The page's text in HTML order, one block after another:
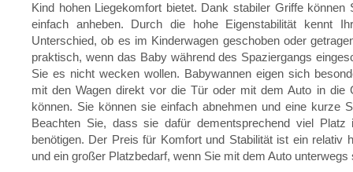
Kind hohen Liegekomfort bietet. Dank stabiler Griffe können
einfach anheben. Durch die hohe Eigenstabilität kennt
Unterschied, ob es im Kinderwagen geschoben oder
praktisch, wenn das Baby während des Spaziergangs
Sie es nicht wecken wollen. Babywannen eigen sich
mit den Wagen direkt vor die Tür oder mit dem Auto in die
können. Sie können sie einfach abnehmen und eine kurze
Beachten Sie, dass sie dafür dementsprechend viel Platz
benötigen. Der Preis für Komfort und Stabilität ist ein relativ
und ein großer Platzbedarf, wenn Sie mit dem Auto unterwegs